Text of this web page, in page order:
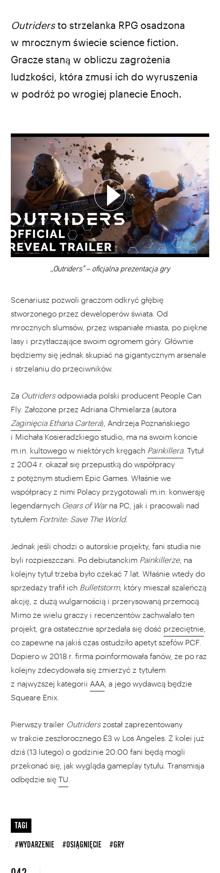
Outridersto strzelanka RPG osadzona
w mrocznym świecie science fiction.
Gracze staną w obliczu zagrożenia
ludzkości, która zmusi ich do wyruszenia
w podróż po wrogiej planecie Enoch.
00:00
„Outriders” – oficjalna prezentacja gry
WYBIERZ SWOJĄ PLAYLISTĘ
DODAJ TEN FILM DO PLAYLISTY
Scenariusz pozwoli graczom odkryć głębię
stworzonego przez deweloperów świata. Od
mrocznych slumsów, przez wspaniałe miasta, po piękne
lasy i przytłaczające swoim ogromem góry. Głównie
będziemy się jednak skupiać na gigantycznym arsenale
i strzelaniu do przeciwników.
Za Outridersodpowiada polski producent People Can
Fly. Założone przez Adriana Chmielarza (autora
Zaginięcia Ethana Cartera), Andrzeja Poznańskiego
i Michała Kosieradzkiego studio, ma na swoim koncie
m.in. kultowego w niektórych kręgach Painkillera. Tytuł
z 2004 r. okazał się przepustką do współpracy
z potężnym studiem Epic Games. Właśnie we
współpracy z nimi Polacy przygotowali m.in. konwersję
legendarnych Gears of Warna PC, jak i pracowali nad
tytułem Fortnite: Save The World.
Jednak jeśli chodzi o autorskie projekty, fani studia nie
byli rozpieszczani. Po debiutanckim Painkillerze, na
kolejny tytuł trzeba było czekać 7 lat. Właśnie wtedy do
sprzedaży trafił ich Bulletstorm, który mieszał szaleńczą
akcję, z dużą wulgarnością i przerysowaną przemocą.
Mimo że wielu graczy i recenzentów zachwalało ten
projekt, gra ostatecznie sprzedała się dość przeciętnie
co zapewne na jakiś czas ostudziło apetyt szefów PCF.
Dopiero w 2018 r. firma poinformowała fanów, że po raz
kolejny zdecydowała się zmierzyć z tytułem
z najwyższej kategorii AAA , a jego wydawcą będzie
Squeare Enix.
Pierwszy trailer Outriderszostał zaprezentowany
w trakcie zeszłorocznego E3 w Los Angeles. Z kolei już
dziś (13 lutego) o godzinie 20:00 fani będą mogli
przekonać się, jak wygląda gameplay tytułu. Transmisja
odbędzie się TU
TAGI
#WYDARZENIE #OSIĄGNIĘCIE #GRY